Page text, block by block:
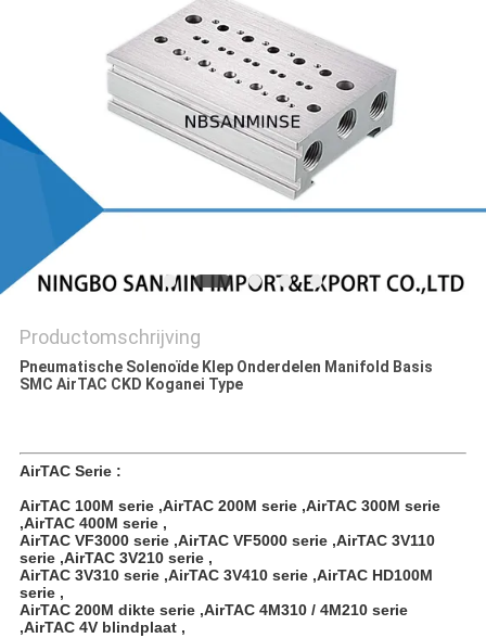
Productomschrijving
Pneumatische Solenoïde Klep Onderdelen Manifold Basis
SMC AirTAC CKD Koganei Type
AirTAC Serie :
AirTAC 100M serie ,AirTAC 200M serie ,AirTAC 300M serie
,AirTAC 400M serie ,
AirTAC VF3000 serie ,AirTAC VF5000 serie ,AirTAC 3V110
serie ,AirTAC 3V210 serie ,
AirTAC 3V310 serie ,AirTAC 3V410 serie ,AirTAC HD100M
serie ,
AirTAC 200M dikte serie ,AirTAC 4M310 / 4M210 serie
,AirTAC 4V blindplaat ,